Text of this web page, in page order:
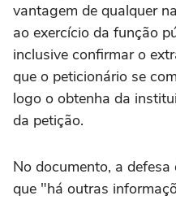
vantagem de qualquer
ao exercício da função
inclusive confirmar o
que o peticionário se
logo o obtenha da
da petição.
No documento, a
que "há outras